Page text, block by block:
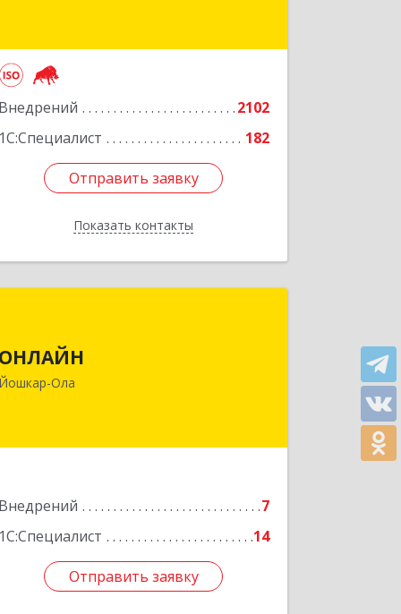
Внедрений
2102
1С:Специалист
182
Отправить заявку
Показать контакты
Отправить заявку
Назад
ОНЛАЙН
Йошкар-Ола
Внедрений
7
1С:Специалист
14
Отправить заявку
424000, Марий Эл Респ, Йошкар-Ола г,
Комсомольская ул, дом № 132, пом.III
Отправить заявку